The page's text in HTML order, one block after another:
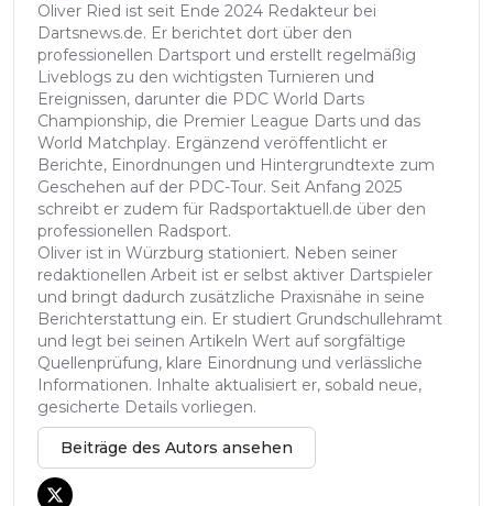
Oliver Ried ist seit Ende 2024 Redakteur bei
Dartsnews.de. Er berichtet dort über den
professionellen Dartsport und erstellt regelmäßig
Liveblogs zu den wichtigsten Turnieren und
Ereignissen, darunter die PDC World Darts
Championship, die Premier League Darts und das
World Matchplay. Ergänzend veröffentlicht er
Berichte, Einordnungen und Hintergrundtexte zum
Geschehen auf der PDC-Tour. Seit Anfang 2025
schreibt er zudem für Radsportaktuell.de über den
professionellen Radsport.
Oliver ist in Würzburg stationiert. Neben seiner
redaktionellen Arbeit ist er selbst aktiver Dartspieler
und bringt dadurch zusätzliche Praxisnähe in seine
Berichterstattung ein. Er studiert Grundschullehramt
und legt bei seinen Artikeln Wert auf sorgfältige
Quellenprüfung, klare Einordnung und verlässliche
Informationen. Inhalte aktualisiert er, sobald neue,
gesicherte Details vorliegen.
Beiträge des Autors ansehen